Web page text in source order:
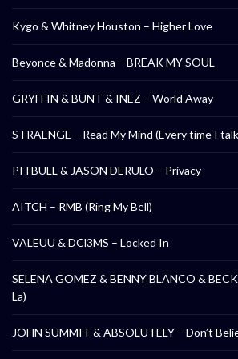
Kygo & Whitney Houston – Higher Love
Beyonce & Madonna – BREAK MY SOUL
GRYFFIN & BUNT & INEZ – World Away
STRAENGE – Read My Mind (Every time I
PITBULL & JASON DERULO – Privacy
AITCH – RMB (Ring My Bell)
VALEUU & DCl3MS – Locked In
SELENA GOMEZ & BENNY BLANCO &
La)
JOHN SUMMIT & ABSOLUTELY – Don’t